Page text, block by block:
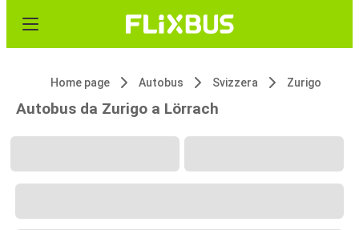
Home page Autobus Svizzera Zurigo
Autobus da Zurigo a Lörrach